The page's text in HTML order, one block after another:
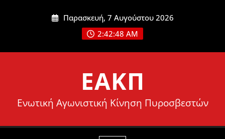
Παρασκευή, 7 Αυγούστου 2026
2:42:50 AM
ΕΑΚΠ
Ενωτική Αγωνιστική Κίνηση Πυροσβεστών